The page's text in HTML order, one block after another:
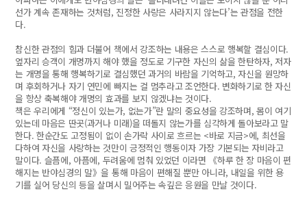
선가 계속 존재하는 것처럼, 진정한 사랑은 사라지지 않는다’는 관점을 전한
다.
참신한 관점의 힘과 더불어 책에서 강조하는 내용은 스스로 행복할 결심이다.
옆자리 승객이 개명까지 해야 했을 정도로 기구한 자신의 삶을 한탄하자, 저자
는 개명을 통해 행복하기로 결심했던 과거의 바람을 기억하고, 자신을 원망하
며 후회하거나 자기 연민에 빠지는 걸 멈추라고 조언한다. 변화하기로 한 자신
을 항상 축복해야 개명의 효과를 보지 않겠냐는 것이다.
책은 우리에게 “정신이 있는가, 없는가”란 말의 중요성을 강조하며, 몸이 여기
있는데 마음은 딴곳(과거나 미래)을 떠돌지 않는가를 심각하게 돌아보라고 말
한다. 한순간도 고정됨이 없이 손가락 사이로 흐르는 <바로 지금>에, 최선을
다하여 자신을 사랑하는 것만이 긍정적인 행동이자 가장 기본되는 자비라고
말이다. 슬픔에, 아픔에, 두려움에 멈춰 있었던 이라면 《하루 한 장 마음이 편
해지는 반야심경의 말》을 통해 마음이 편해질 뿐만 아니라, 내일을 위한 용
기를 실어 당신의 등을 살며시 밀어주는 속깊은 응원을 만날 것이다.